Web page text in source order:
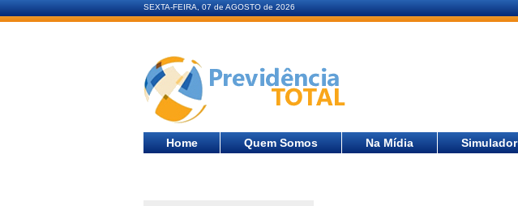
SEXTA-FEIRA, 07 de AGOSTO de 2026
Home Quem Somos Na Mídia Simulador